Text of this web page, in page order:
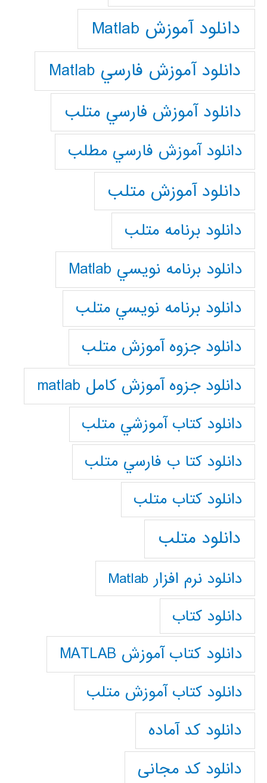
دانلود آموزش Matlab
دانلود آموزش فارسي Matlab
دانلود آموزش فارسي متلب
دانلود آموزش فارسي مطلب
دانلود آموزش متلب
دانلود برنامه متلب
دانلود برنامه نويسي Matlab
دانلود برنامه نويسي متلب
دانلود جزوه آموزش متلب
دانلود جزوه آموزش کامل matlab
دانلود كتاب آموزشي متلب
دانلود كتا ب فارسي متلب
دانلود كتاب متلب
دانلود متلب
دانلود نرم افزار Matlab
دانلود کتاب
دانلود کتاب آموزش MATLAB
دانلود کتاب آموزش متلب
دانلود کد آماده
دانلود کد مجانی